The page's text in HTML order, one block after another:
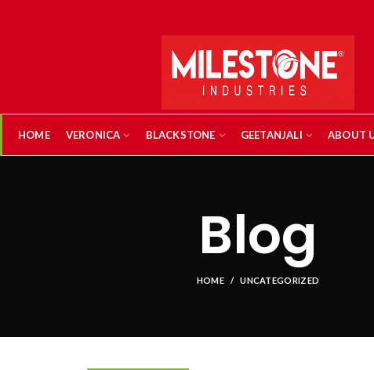
HOME VERONICA BLACKSTONE GEETANJALI ABOUT
Blog
HOME UNCATEGORIZED